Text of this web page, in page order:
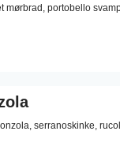
mørbrad, portobello
serranoskinke,